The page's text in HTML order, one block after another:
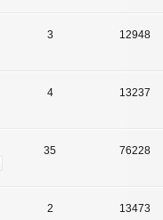
3 12948
4 13237
35 76228
2 13473